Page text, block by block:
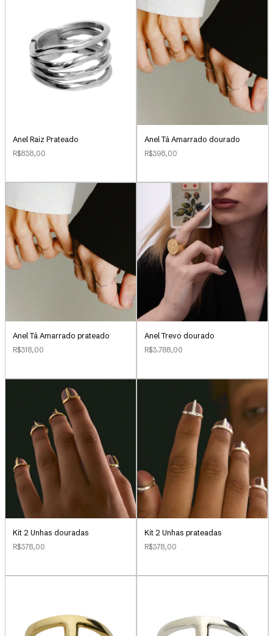
Anel Raiz Prateado
R$838,00
Anel Tá Amarrado dourado
R$398,00
Anel Tá Amarrado prateado
R$318,00
Anel Trevo dourado
R$3.788,00
Kit 2 Unhas douradas
R$378,00
Kit 2 Unhas prateadas
R$378,00